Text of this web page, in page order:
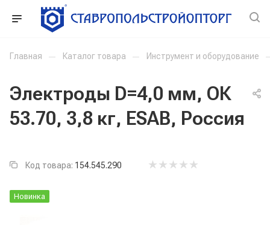
Главная — Каталог товара — Инструмент и оборудование
Электроды D=4,0 мм, ОК
53.70, 3,8 кг, ESAB, Россия
Код товара: 154.545.290
Новинка